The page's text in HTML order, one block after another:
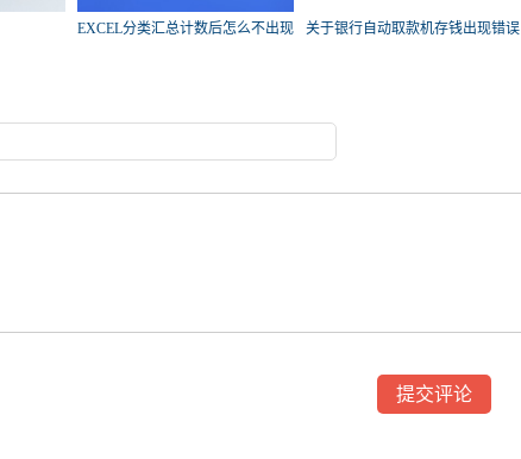
EXCEL分类汇总计数后怎么不出现
关于银行自动取款机存钱出现错误